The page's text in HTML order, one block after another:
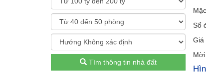
Tìm thông tin nhà đất
Sổ
Giá